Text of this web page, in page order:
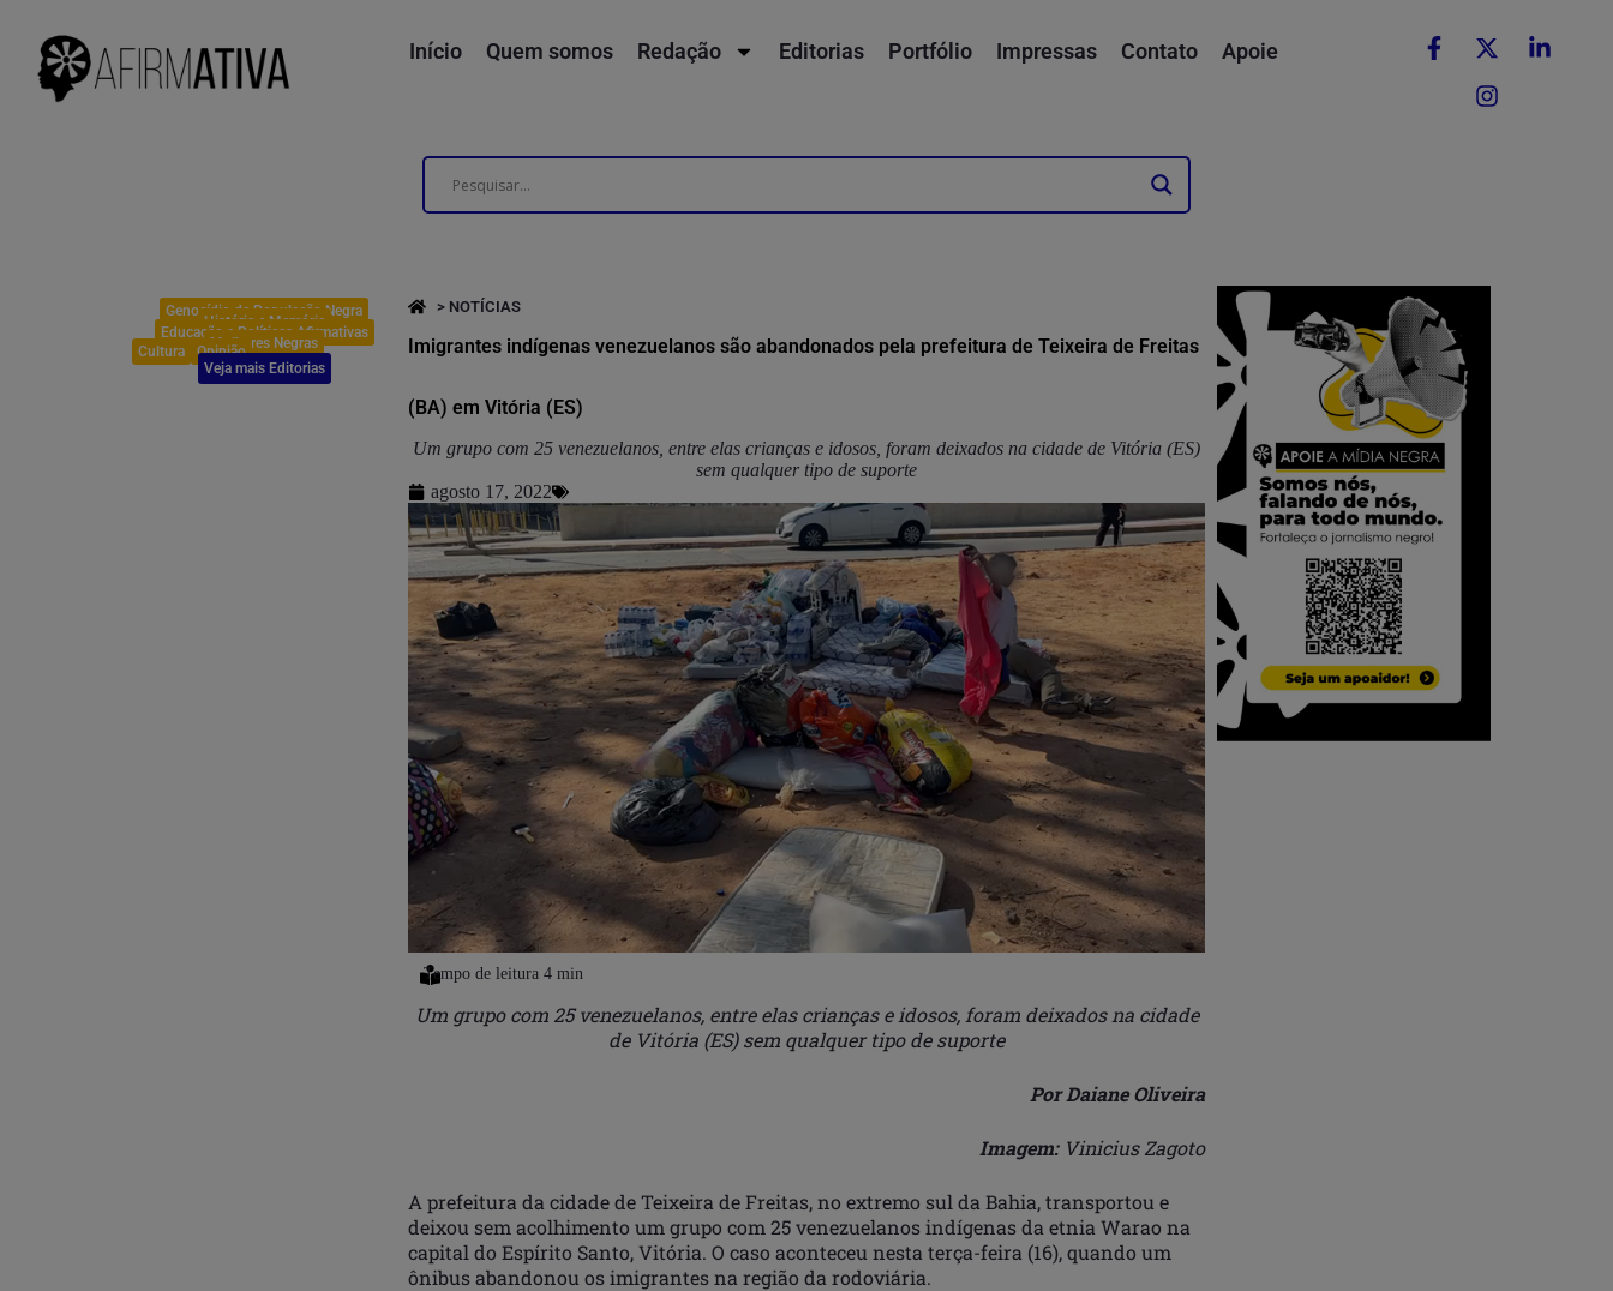
Início Quem somos Redação Editorias Portfólio Impressas Contato Apoie
Genocídio da População Negra
História e Memória
Educação e Políticas Afirmativas
Mulheres Negras
Cultura
Opinião
Veja mais Editorias
> NOTÍCIAS
Imigrantes indígenas venezuelanos são abandonados pela prefeitura de Teixeira de Freitas
(BA) em Vitória (ES)
Um grupo com 25 venezuelanos, entre elas crianças e idosos, foram deixados na cidade de Vitória (ES)
sem qualquer tipo de suporte
agosto 17, 2022
Um grupo com 25 venezuelanos, entre elas crianças e idosos, foram deixados na cidade
de Vitória (ES) sem qualquer tipo de suporte
Por Daiane Oliveira
Imagem: Vinicius Zagoto
A prefeitura da cidade de Teixeira de Freitas, no extremo sul da Bahia, transportou e
deixou sem acolhimento um grupo com 25 venezuelanos indígenas da etnia Warao na
capital do Espírito Santo, Vitória. O caso aconteceu nesta terça-feira (16), quando um
ônibus abandonou os imigrantes na região da rodoviária.